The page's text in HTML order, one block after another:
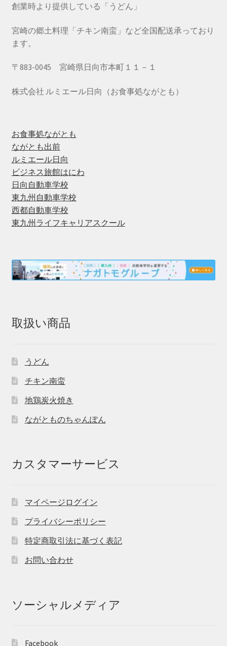
創業時より提供している「うどん」
宮崎の郷土料理「チキン南蛮」など全国配送承っており
ます。
〒883-0045 宮崎県日向市本町１１－１
株式会社 ルミエール日向（お食事処ながとも）
お食事処ながとも
ながとも出前
ルミエール日向
ビジネス旅館はにわ
日向自動車学校
東九州自動車学校
西都自動車学校
東九州ライフキャリアスクール
取扱い商品
うどん
チキン南蛮
地鶏炭火焼き
ながとものちゃんぽん
カスタマーサービス
マイページログイン
プライバシーポリシー
特定商取引法に基づく表記
お問い合わせ
ソーシャルメディア
Facebook